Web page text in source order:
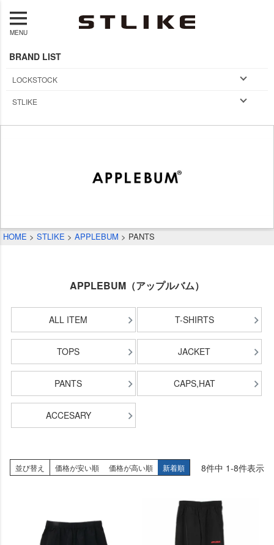
MENU
BRAND LIST
LOCKSTOCK
STLIKE
HOME STLIKE APPLEBUM PANTS
APPLEBUM（アップルバム）
ALL ITEM T-SHIRTS
TOPS JACKET
PANTS CAPS,HAT
ACCESARY
並び替え 価格が安い順 価格が高い順 新着順 8件中 1-8件表示